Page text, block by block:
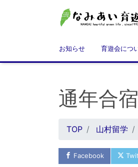
お知らせ 育遊会につ
通年合
TOP 山村留学
Facebook